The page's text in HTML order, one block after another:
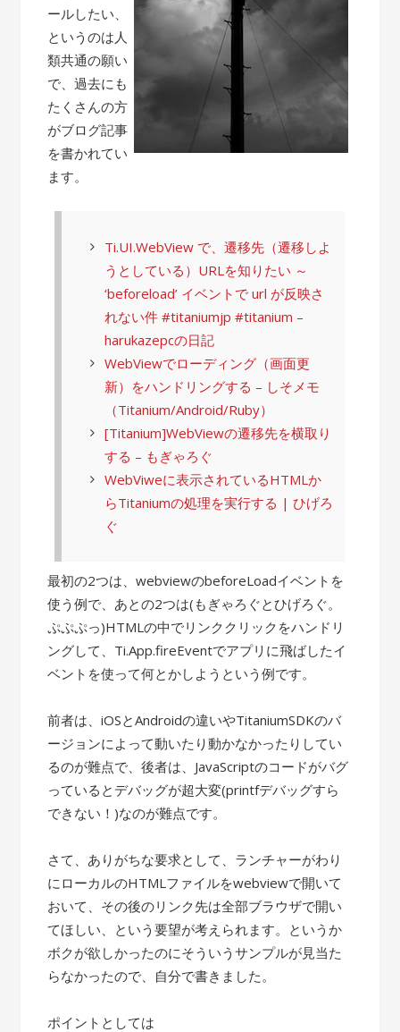
ールしたい、
というのは人
類共通の願い
で、過去にも
たくさんの方
がブログ記事
を書かれてい
ます。
Ti.UI.WebView で、遷移先（遷移しよ
うとしている）URLを知りたい ～
‘beforeload’ イベントで url が反映さ
れない件 #titaniumjp #titanium –
harukazepcの日記
WebViewでローディング（画面更
新）をハンドリングする – しそメモ
（Titanium/Android/Ruby）
[Titanium]WebViewの遷移先を横取り
する – もぎゃろぐ
WebViweに表示されているHTMLか
らTitaniumの処理を実行する | ひげろ
ぐ
最初の2つは、webviewのbeforeLoadイベントを
使う例で、あとの2つは(もぎゃろぐとひげろぐ。
ぷぷぷっ)HTMLの中でリンククリックをハンドリ
ングして、Ti.App.fireEventでアプリに飛ばしたイ
ベントを使って何とかしようという例です。
前者は、iOSとAndroidの違いやTitaniumSDKのバ
ージョンによって動いたり動かなかったりしてい
るのが難点で、後者は、JavaScriptのコードがバグ
っているとデバッグが超大変(printfデバッグすら
できない！)なのが難点です。
さて、ありがちな要求として、ランチャーがわり
にローカルのHTMLファイルをwebviewで開いて
おいて、その後のリンク先は全部ブラウザで開い
てほしい、という要望が考えられます。というか
ボクが欲しかったのにそういうサンプルが見当た
らなかったので、自分で書きました。
ポイントとしては